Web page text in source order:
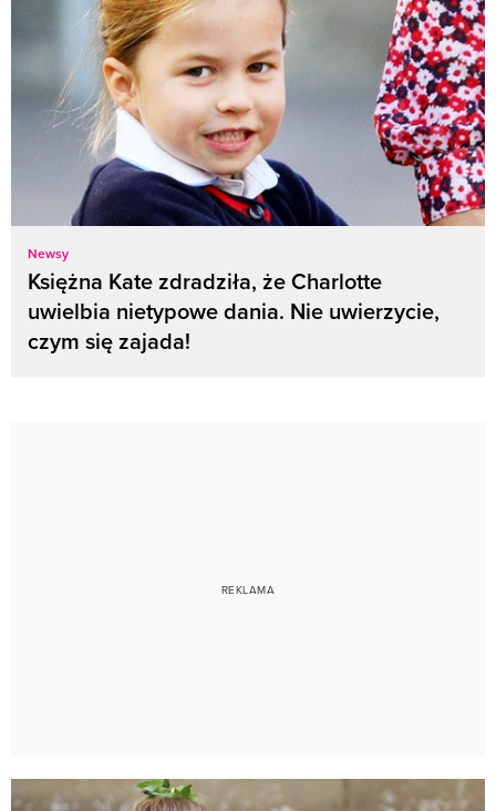
Newsy
Księżna Kate zdradziła, że Charlotte
uwielbia nietypowe dania. Nie uwierzycie,
czym się zajada!